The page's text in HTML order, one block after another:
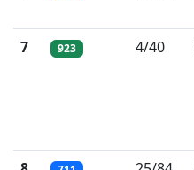
7
923 4/40